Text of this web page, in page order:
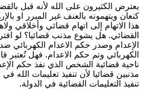
يعترض الكثيرون على الله لأنه قبل
كنعان ويتهمونه بالعنف غير المبرر او
هذا الاتهام إلى اتهام قضائي وأخلاقي
القضائي. هل يشوع مذنب قضائيا؟ لو
الإعدام وصدر حكم الاعدام الكهربائي
الكهربائي وتم حكم الاعدام. فهل تُعتبر
ناحية قضائية الشخص الذي نفذ حكم
مذنبين قضائيا لأن تنفيذ تعليمات الله
تنفيذ التعليمات القضائية في الدولة.